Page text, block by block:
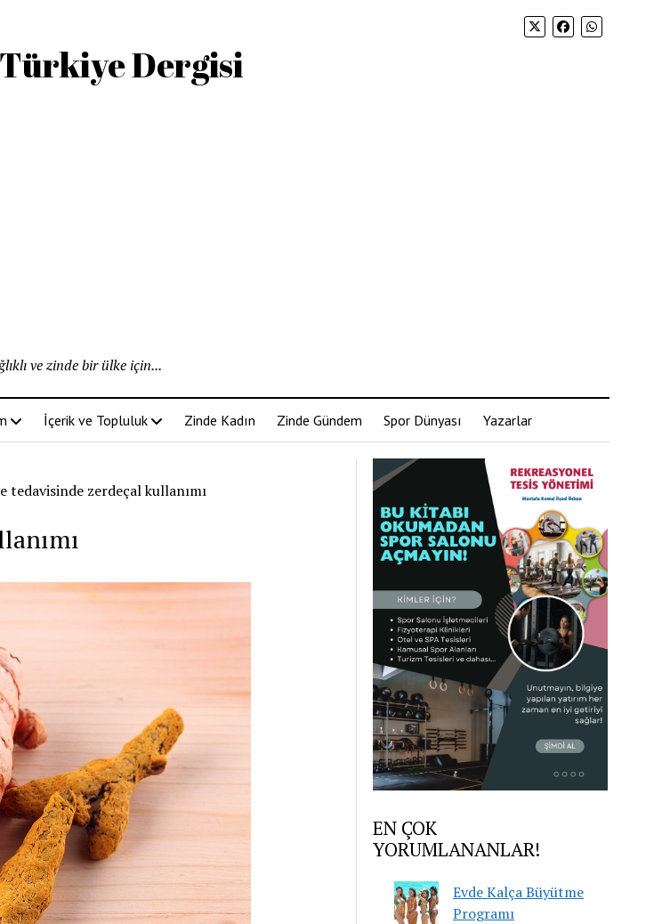
Dergisi
ve zinde bir ülke için...
İçerik ve Topluluk Zinde Kadın Zinde Gündem Spor Dünyası Yazarlar
tedavisinde zerdeçal kullanımı
EN ÇOK
YORUMLANANLAR!
Evde Kalça Büyütme
Programı